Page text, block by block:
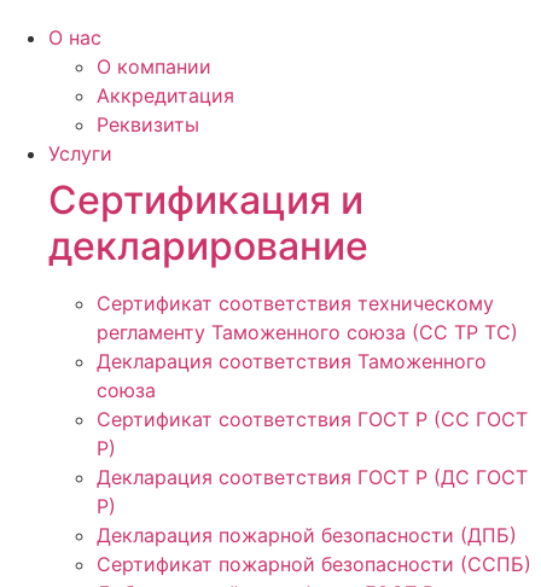
О нас
О компании
Аккредитация
Реквизиты
Услуги
Сертификация и
декларирование
Сертификат соответствия техническому
регламенту Таможенного союза (СС ТР ТС)
Декларация соответствия Таможенного
союза
Сертификат соответствия ГОСТ Р (СС ГОСТ
Р)
Декларация соответствия ГОСТ Р (ДС ГОСТ
Р)
Декларация пожарной безопасности (ДПБ)
Сертификат пожарной безопасности (ССПБ)